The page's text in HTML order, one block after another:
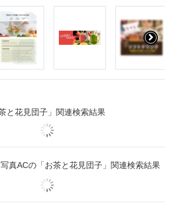
と花見団子」関連検索結果
写真ACの「お茶と花見団子」関連検索結果